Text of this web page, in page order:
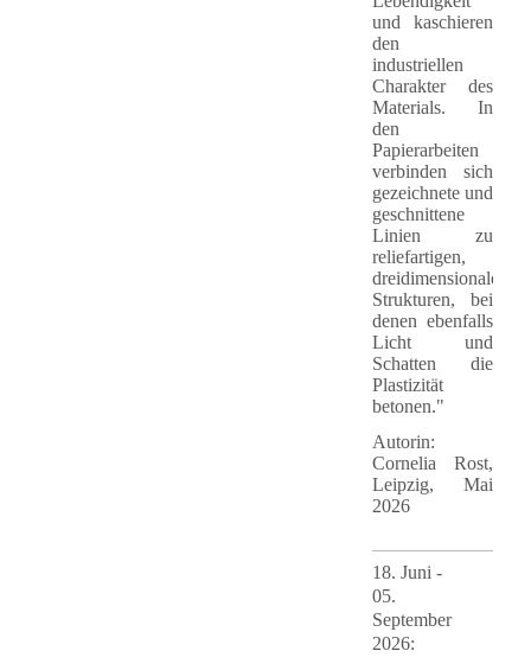
und kaschieren
den
industriellen
Charakter des
Materials. In
den
Papierarbeiten
verbinden sich
gezeichnete und
geschnittene
Linien zu
reliefartigen,
dreidimensionalen
Strukturen, bei
denen ebenfalls
Licht und
Schatten die
Plastizität
betonen."
Autorin:
Cornelia Rost,
Leipzig, Mai
2026
18. Juni -
05.
September
2026: